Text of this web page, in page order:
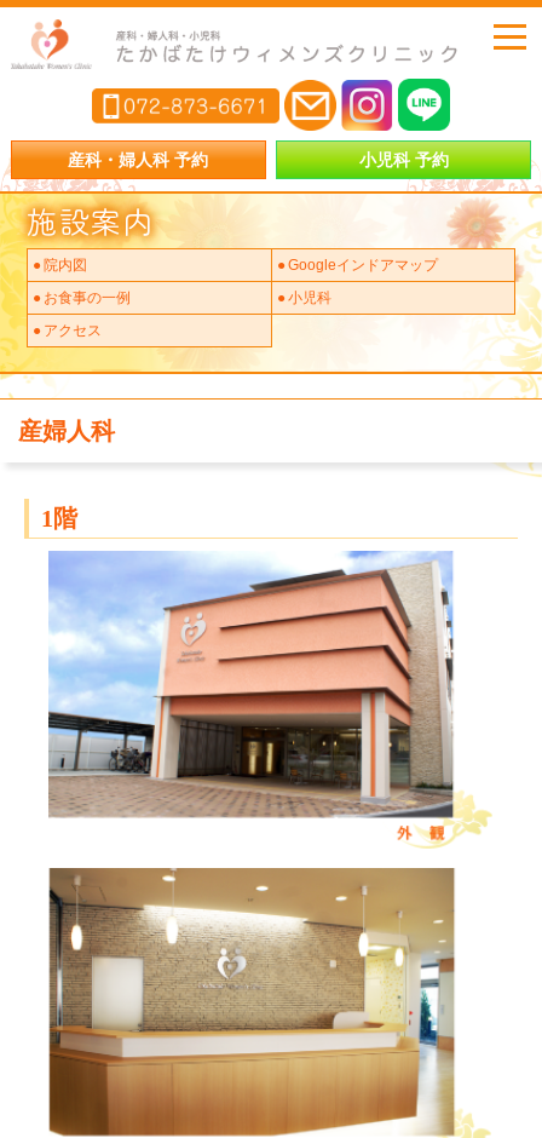
産科・婦人科 予約 小児科 予約
施設案内
院内図
Googleインドアマップ
お食事の一例
小児科
アクセス
産婦人科
1階